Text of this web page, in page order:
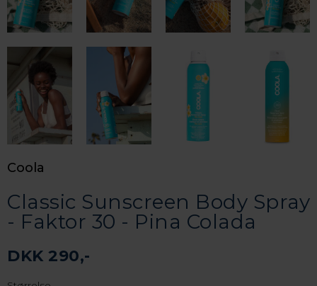
Coola
Classic Sunscreen Body Spray
- Faktor 30 - Pina Colada
DKK 290,-